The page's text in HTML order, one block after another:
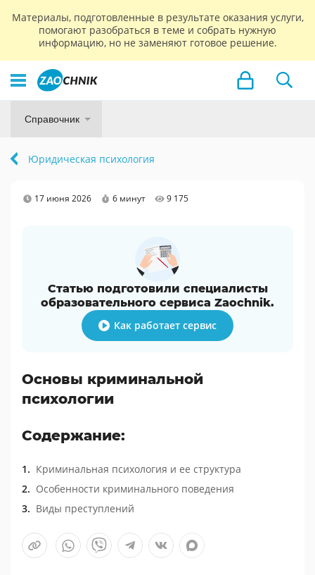
Материалы, подготовленные в результате оказания услуги,
помогают разобраться в теме и собрать нужную
информацию, но не заменяют готовое решение.
Справочник
Юридическая психология
17 июня 2026 6 минут 9 175
Статью подготовили специалисты
образовательного сервиса Zaochnik.
Как работает сервис
Основы криминальной
психологии
Содержание:
Криминальная психология и ее структура
Особенности криминального поведения
Виды преступлений